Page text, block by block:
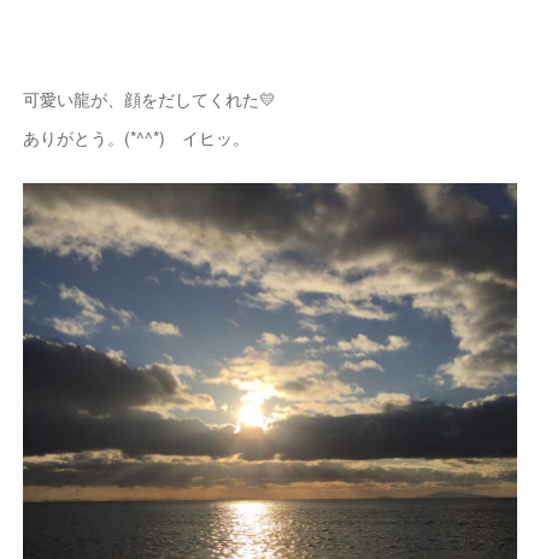
可愛い龍が、顔をだしてくれた💛
ありがとう。(*^^*) イヒッ。